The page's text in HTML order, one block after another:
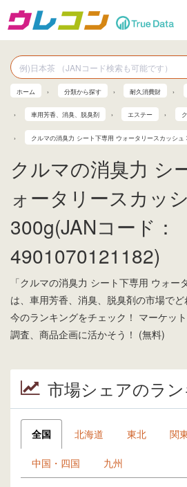
ホーム 分類から探す 耐久消費財
車用芳香、消臭、脱臭剤 エステー
クルマの消臭力 シート下専用 ウォータリースカッシュ
クルマの消臭力 シ
ォータリースカッ
300g(JANコード：
4901070121182)
「クルマの消臭力 シート下専用 ウォー
は、車用芳香、消臭、脱臭剤の市場で
今のランキングをチェック！ マーケッ
調査、商品企画に活かそう！ (無料)
市場シェアのラ
全国 北海道 東北 関
中国・四国 九州